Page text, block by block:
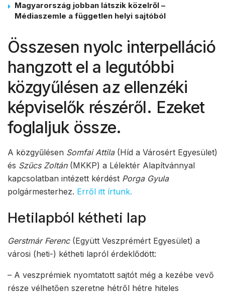
Magyarország jobban látszik közelről –
Médiaszemle a független helyi sajtóból
Összesen nyolc interpelláció
hangzott el a legutóbbi
közgyűlésen az ellenzéki
képviselők részéről. Ezeket
foglaljuk össze.
A közgyűlésen Somfai Attila(Híd a Városért Egyesület)
és Szücs Zoltán(MKKP) a Lélektér Alapítvánnyal
kapcsolatban intézett kérdést Porga Gyula
polgármesterhez. Erről itt írtunk.
Hetilapból kétheti lap
Gerstmár Ferenc(Együtt Veszprémért Egyesület) a
városi (heti-) kétheti lapról érdeklődött:
– A veszprémiek nyomtatott sajtót még a kezébe vevő
része vélhetően szeretne hétről hétre hiteles